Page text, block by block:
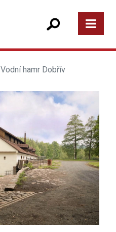
Vodní hamr Dobřív